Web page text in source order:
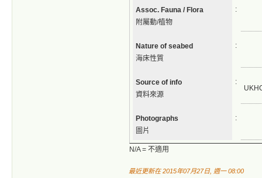
Assoc. Fauna / Flora
附屬動/植物
:
Nature of seabed
海床性質
:
Source of info
資料來源
:
Photographs
圖片
:
N/A = 不適用
最近更新在 2015年07月27日, 週一 08:00